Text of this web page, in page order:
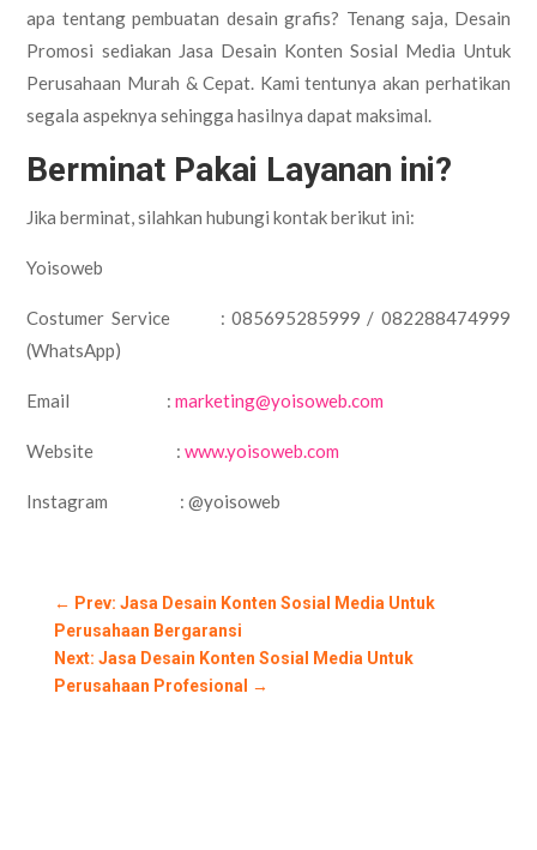
apa tentang pembuatan desain grafis? Tenang saja, Desain
Promosi sediakan Jasa Desain Konten Sosial Media Untuk
Perusahaan Murah & Cepat. Kami tentunya akan perhatikan
segala aspeknya sehingga hasilnya dapat maksimal.
Berminat Pakai Layanan ini?
Jika berminat, silahkan hubungi kontak berikut ini:
Yoisoweb
Costumer Service : 085695285999 / 082288474999
(WhatsApp)
Email :marketing@yoisoweb.com
Website :www.yoisoweb.com
Instagram : @yoisoweb
← Prev: Jasa Desain Konten Sosial Media Untuk
Perusahaan Bergaransi
Next: Jasa Desain Konten Sosial Media Untuk
Perusahaan Profesional
→